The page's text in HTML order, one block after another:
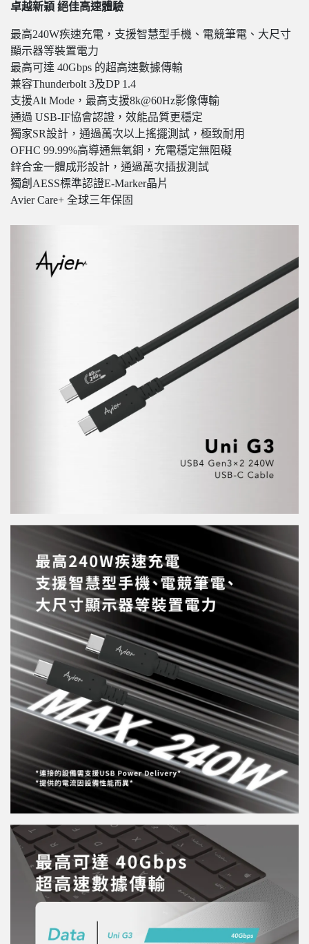
卓越新穎 絕佳高速體驗
最高240W疾速充電，支援智慧型手機、電競筆電、大尺寸
顯示器等裝置電力
最高可達 40Gbps 的超高速數據傳輸
兼容Thunderbolt 3及DP 1.4
支援Alt Mode，最高支援8k@60Hz影像傳輸
通過 USB-IF協會認證，效能品質更穩定
獨家SR設計，通過萬次以上搖擺測試，極致耐用
OFHC 99.99%高導通無氧銅，充電穩定無阻礙
鋅合金一體成形設計，通過萬次插拔測試
獨創AESS標準認證E-Marker晶片
Avier Care+ 全球三年保固